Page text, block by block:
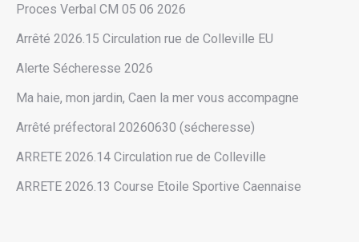
Proces Verbal CM 05 06 2026
Arrêté 2026.15 Circulation rue de Colleville EU
Alerte Sécheresse 2026
Ma haie, mon jardin, Caen la mer vous accompagne
Arrêté préfectoral 20260630 (sécheresse)
ARRETE 2026.14 Circulation rue de Colleville
ARRETE 2026.13 Course Etoile Sportive Caennaise